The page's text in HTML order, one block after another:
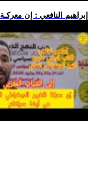
.. إبراهيم النافعي : إن